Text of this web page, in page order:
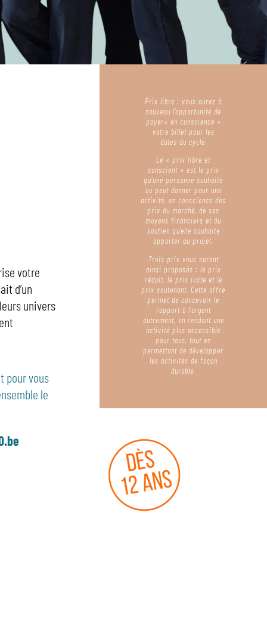
votre
d’un
univers
pour vous
le
Prix libre : vous aurez à
nouveau l’opportunité de
payer« en conscience »
votre billet pour les
dates du cycle.
Le « prix libre et
conscient » est le prix
qu’une personne souhaite
ou peut donner pour une
activité, en conscience des
prix du marché, de ses
moyens financiers et du
soutien qu’elle souhaite
apporter au projet.
Trois prix vous seront
ainsi proposés : le prix
réduit, le prix juste et le
prix soutenant. Cette offre
permet de concevoir le
rapport à l’argent
autrement, en rendant une
activité plus accessible
pour tous, tout en
permettant de développer
les activités de façon
durable.